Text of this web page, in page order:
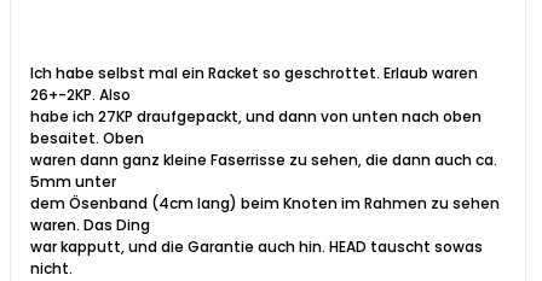
Ich habe selbst mal ein Racket so geschrottet. Erlaub waren
26+-2KP. Also
habe ich 27KP draufgepackt, und dann von unten nach oben
besaitet. Oben
waren dann ganz kleine Faserrisse zu sehen, die dann auch ca.
5mm unter
dem Ösenband (4cm lang) beim Knoten im Rahmen zu sehen
waren. Das Ding
war kapputt, und die Garantie auch hin. HEAD tauscht sowas
nicht.